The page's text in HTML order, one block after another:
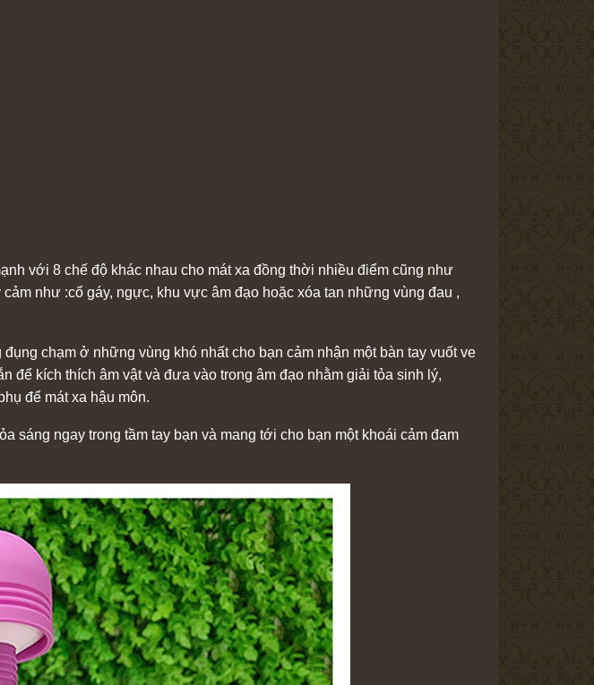
với 8 chế độ khác nhau cho mát xa đồng thời nhiều điểm cũng như
như :cổ gáy, ngực, khu vực âm đạo hoặc xóa tan những vùng đau ,
chạm ở những vùng khó nhất cho bạn cảm nhận một bàn tay vuốt ve
để kích thích âm vật và đưa vào trong âm đạo nhằm giải tỏa sinh lý,
để mát xa hậu môn.
sáng ngay trong tầm tay bạn và mang tới cho bạn một khoái cảm đam